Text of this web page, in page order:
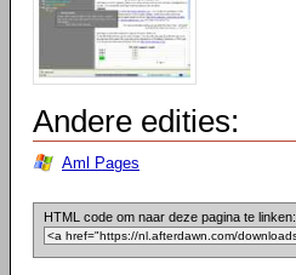
Andere edities:
Aml Pages
HTML code om naar deze pagina te linken: